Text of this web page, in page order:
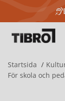
Startsida
För skola och